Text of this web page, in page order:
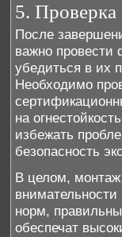
5. Проверка
После
важно провести
убедиться в их
Необходимо
на
избежать
безопасность
В целом,
норм,
обеспечат